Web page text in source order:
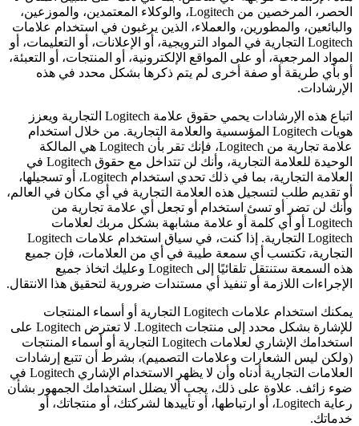
الحصر، المرخصين من Logitech، والوكلاء المعتمدين، والموزعين،
والبائعين، والمطورين، والعملاء، الذين يرغبون في استخدام علامات
Logitech التجارية في المواد الترويجية، أو الإعلانات، أو التعليمات، أو
المواد المرجعية، أو على المواقع الإلكترونية، أو المنتجات، أو التعبئة،
أو بأي طريقة أو صفة أخرى لم يتم ذكرها بشكل محدد في هذه
الإرشادات.
اتباع هذه الإرشادات يحمي حقوق علامة Logitech التجارية ويعزز
هويات Logitech المؤسسية والعلامة التجارية. من خلال استخدام
علامة تجارية من Logitech، فإنك تقر بأن Logitech هي المالكة
الوحيدة للعلامة التجارية، وأنك لن تتداخل مع حقوق Logitech في
العلامة التجارية، بما في ذلك تحدي استخدام Logitech، أو تسجيلها،
أو تقديم طلب لتسجيل هذه العلامة التجارية في أي مكان في العالم،
وأنك لن تضر أو تسئ استخدام أو تجعل أي علامة تجارية من
Logitech أو أي كلمة أو علامة مشابهة بشكل مربك لعلامات
Logitech التجارية. إذا كنت، في سياق استخدام علامات Logitech
التجارية، تكتسب أي سمعة طيبة في أي من العلامات، فإن جميع
هذه السمعة ستنتقل تلقائيًا إلى Logitech وعليك اتخاذ جميع
الإجراءات اللازمة أو تنفيذ أي مستندات ضرورية لتحقيق هذا الانتقال.
يمكنك استخدام علامات Logitech التجارية أو أسماء المنتجات
للإشارة بشكل محدد إلى منتجات Logitech. لا تعترض Logitech على
استخدامك الإشاري لعلامات Logitech التجارية أو أسماء المنتجات
(ولكن ليس الشعارات وعلامات التصميم)، بشرط أن تتبع إرشادات
العلامات التجارية أدناه وأن لا يظهر الاستخدام الإشاري Logitech في
ضوء زائف. علاوة على ذلك، يجب ألا يضلل استخدامك الجمهور بشأن
رعاية Logitech، أو ارتباطها، أو تأييدها لشركتك، أو منتجاتك، أو
خدماتك.